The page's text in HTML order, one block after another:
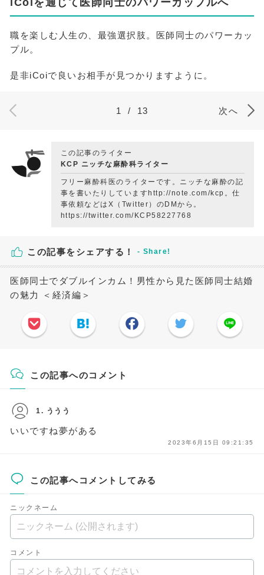
職を楽しむ人生の、最強選択肢。医師同士のパワーカッ
プル。
是非iCoiで良いお相手が見つかりますように。
1 / 13 次へ
この記事のライター
KCP ニッチな麻酔科ライター
フリー麻酔科医のライターです。ニッチな麻酔の記
事を書いたりしていますhttp://note.com/kcp。仕
事依頼などはX（Twitter）のDMから。
https://twitter.com/KCP58227768
この記事をシェアする！
医師同士でダブルインカム！男性から見た医師同士結婚
の魅力 ＜経済編＞
この記事へのコメント
1. ううう
いいですね夢がある
2023年6月15日 09:21:35
この記事へコメントしてみる
ニックネーム
コメント